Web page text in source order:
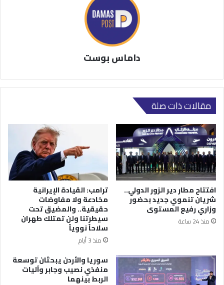
داماس بوست
مقالات ذات صلة
افتتاح مطار دير الزور الدولي..
شريان تنموي جديد بحضور
وزاري رفيع المستوى
منذ 24 ساعة
ترامب: القيادة الإيرانية
مخادعة ولا مفاوضات
حقيقية.. والمضيق تحت
سيطرتنا ولن تمتلك طهران
سلاحاً نووياً
منذ 3 أيام
سوريا والأردن يبحثان توسعة
منفذي نصيب وجابر وآليات
الربط بينهما